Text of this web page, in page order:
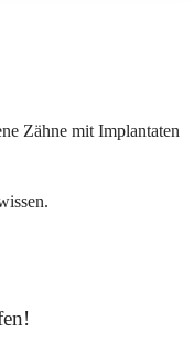
Zähne mit Implantaten